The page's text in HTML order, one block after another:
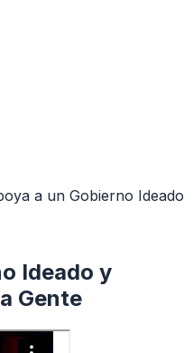
a un Gobierno Ideado
Ideado y
Gente